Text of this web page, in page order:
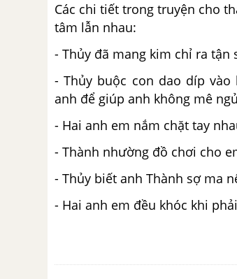
Các chi tiết trong truyện cho
tâm lẫn nhau:
- Thủy đã mang kim chỉ ra tận
- Thủy buộc con dao díp
anh để giúp anh không mê
- Hai anh em nắm chặt tay
- Thành nhường đồ chơi cho
- Thủy biết anh Thành sợ ma
- Hai anh em đều khóc khi